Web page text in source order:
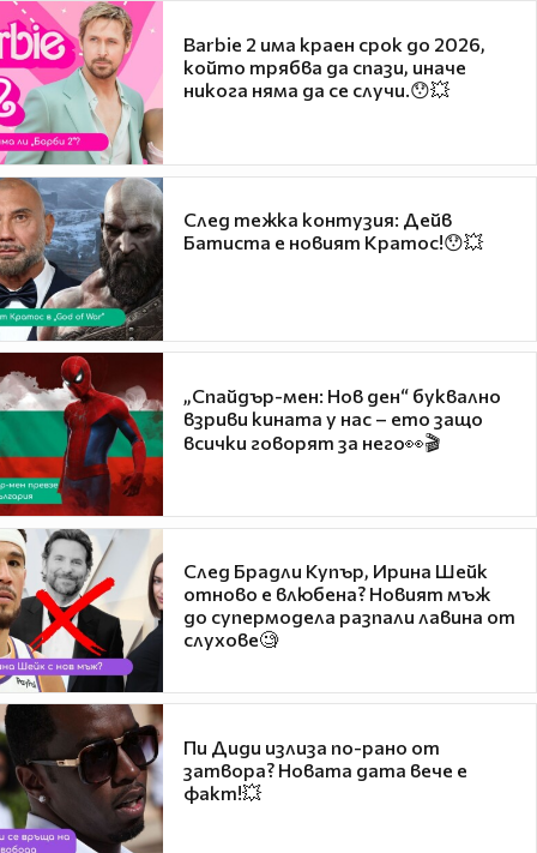
Barbie 2 има краен срок до 2026,
който трябва да спази, иначе
никога няма да се случи.😯💥
След тежка контузия: Дейв
Батиста е новият Кратос!😯💥
„Спайдър-мен: Нов ден“ буквално
взриви кината у нас – ето защо
всички говорят за него👀🎬
След Брадли Купър, Ирина Шейк
отново е влюбена? Новият мъж
до супермодела разпали лавина от
слухове🧐
Пи Диди излиза по-рано от
затвора? Новата дата вече е
факт!💥